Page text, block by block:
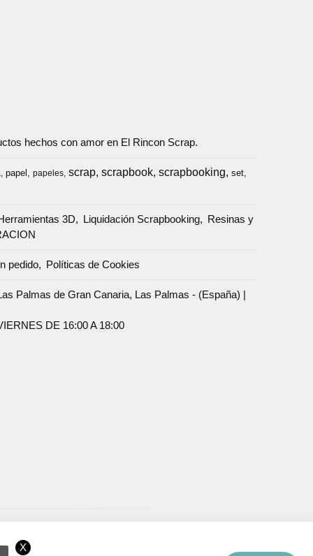
hechos con amor en El Rincon Scrap.
papel papeles scrap scrapbook scrapbooking set
3D Liquidación Scrapbooking
Resinas y
pedido Políticas de Cookies
Palmas de Gran Canaria, Las Palmas - (España) |
DE 16:00 A 18:00
X